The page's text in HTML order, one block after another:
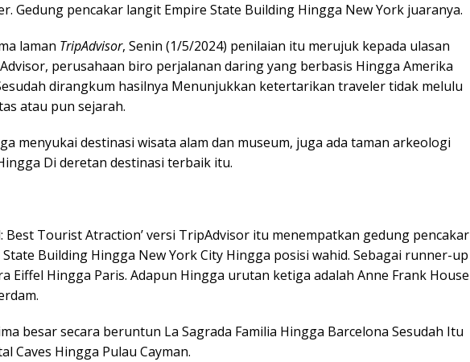
Gedung pencakar langit Empire State Building Hingga New York juaranya.
laman TripAdvisor, Senin (1/5/2024) penilaian itu merujuk kepada ulasan
perusahaan biro perjalanan daring yang berbasis Hingga Amerika
dirangkum hasilnya Menunjukkan ketertarikan traveler tidak melulu
atau pun sejarah.
menyukai destinasi wisata alam dan museum, juga ada taman arkeologi
Di deretan destinasi terbaik itu.
Best Tourist Atraction’ versi TripAdvisor itu menempatkan gedung pencakar
Building Hingga New York City Hingga posisi wahid. Sebagai runner-up
Eiffel Hingga Paris. Adapun Hingga urutan ketiga adalah Anne Frank House
besar secara beruntun La Sagrada Familia Hingga Barcelona Sesudah Itu
Caves Hingga Pulau Cayman.